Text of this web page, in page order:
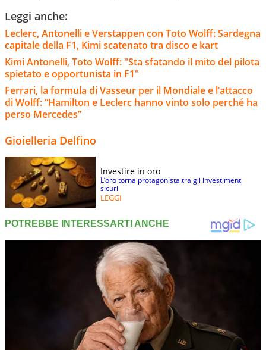
Leggi anche:
Leclerc, Antonelli e Verstappen con Toto Wolff: Sardegna
capitale della F1, Kimi scatenato tra disco e kart
Kimi Antonelli, Toto Wolff: "Sta sfatando il mito del pilota
spietato e opportunista in F1"
Ferrari, la formula di Vasseur per il Mondiale e l’attacco
di Wolff: “Hamilton e Leclerc hanno vinto solo perché ha
perso Mercedes”
Gioielleria Delfino
Investire in oro
L’oro torna protagonista tra gli investimenti
sicuri
LEGGI